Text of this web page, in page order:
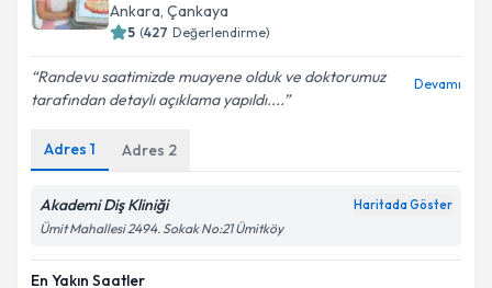
Ankara, Çankaya
5 (427 Değerlendirme)
Randevu saatimizde muayene olduk ve doktorumuz
tarafından detaylı açıklama yapıldı....
Devamı
Adres 1 Adres 2
Akademi Diş Kliniği Haritada Göster
Ümit Mahallesi 2494. Sokak No:21 Ümitköy
En Yakın Saatler